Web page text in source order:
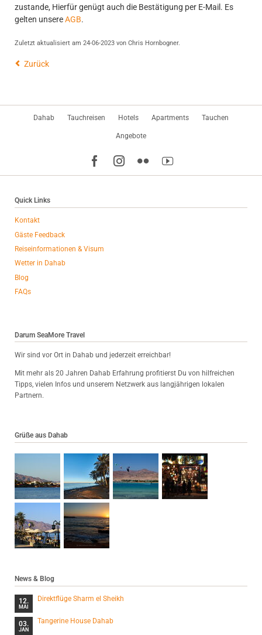
zustande, Hierfür genügt auch die Bestätigung per E-Mail. Es
gelten unsereAGB.
Zuletzt aktualisiert am 24-06-2023 von Chris Hornbogner.
Zurück
Navigation
Dahab Tauchreisen Hotels Apartments Tauchen
Angebote
Quick Links
Kontakt
Gäste Feedback
Reiseinformationen & Visum
Wetter in Dahab
Blog
FAQs
Darum SeaMore Travel
Wir sind vor Ort in Dahab und jederzeit erreichbar!
Mit mehr als 20 Jahren Dahab Erfahrung profitierst Du von hilfreichen
Tipps, vielen Infos und unserem Netzwerk aus langjährigen lokalen
Partnern.
Grüße aus Dahab
News & Blog
12.
MAI
Direktflüge Sharm el Sheikh
03.
JAN
Tangerine House Dahab